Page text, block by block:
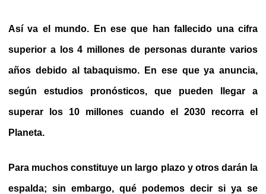
Así va el mundo. En ese que han fallecido una cifra
superior a los 4 millones de personas durante varios
años debido al tabaquismo. En ese que ya anuncia,
según estudios pronósticos, que pueden llegar a
superar los 10 millones cuando el 2030 recorra el
Planeta.
Para muchos constituye un largo plazo y otros darán la
espalda; sin embargo, qué podemos decir si ya se